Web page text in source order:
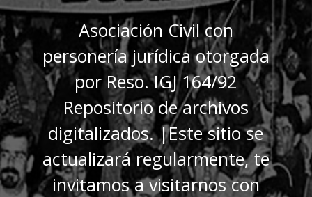
Asociación Civil con
personería jurídica otorgada
por Reso. IGJ 164/92
Repositorio de archivos
digitalizados. |Este sitio se
actualizará regularmente, te
invitamos a visitarnos con